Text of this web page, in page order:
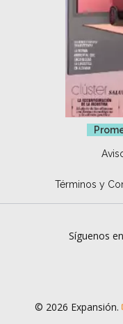
Términos y
Síguenos
© 2026 Expansión.